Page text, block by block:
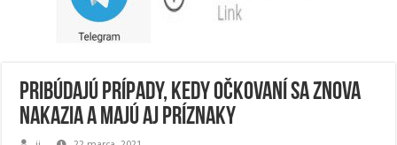
Pribúdajú prípady, kedy očkovaní sa znova
nakazia a majú aj príznaky